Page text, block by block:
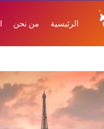
الرئيسية من نحن